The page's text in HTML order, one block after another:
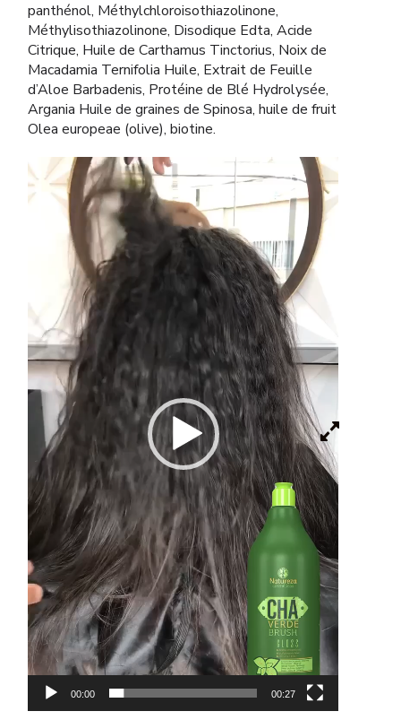
panthénol, Méthylchloroisothiazolinone,
Méthylisothiazolinone, Disodique Edta, Acide
Citrique, Huile de Carthamus Tinctorius, Noix de
Macadamia Ternifolia Huile, Extrait de Feuille
d’Aloe Barbadenis, Protéine de Blé Hydrolysée,
Argania Huile de graines de Spinosa, huile de fruit
Olea europeae (olive), biotine.
Lecteur
vidéo
00:00 00:27